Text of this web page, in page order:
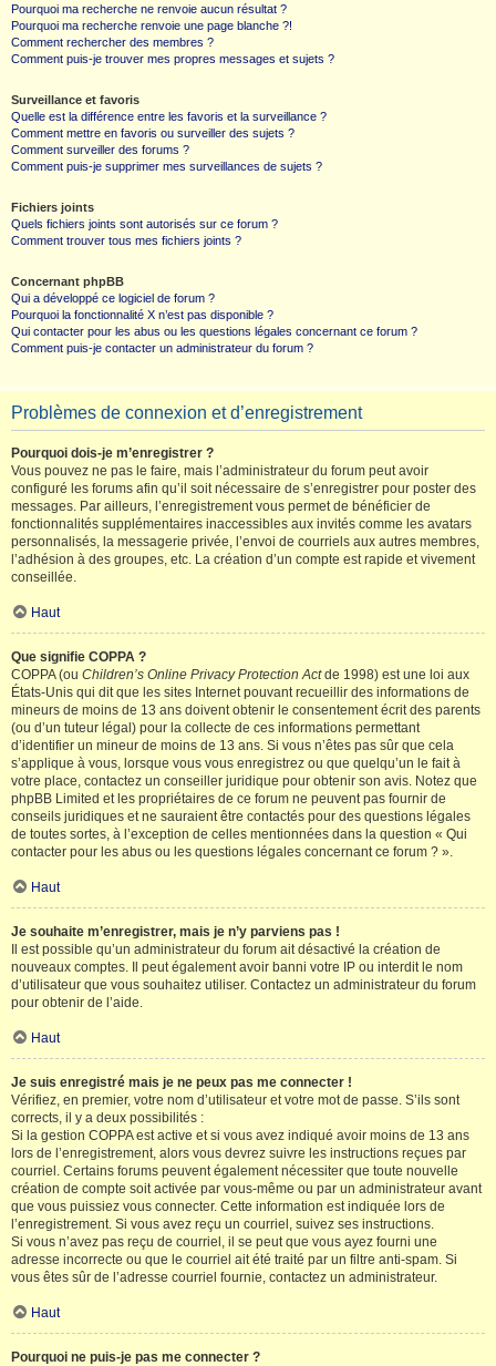
Pourquoi ma recherche ne renvoie aucun résultat ?
Pourquoi ma recherche renvoie une page blanche ?!
Comment rechercher des membres ?
Comment puis-je trouver mes propres messages et sujets ?
Surveillance et favoris
Quelle est la différence entre les favoris et la surveillance ?
Comment mettre en favoris ou surveiller des sujets ?
Comment surveiller des forums ?
Comment puis-je supprimer mes surveillances de sujets ?
Fichiers joints
Quels fichiers joints sont autorisés sur ce forum ?
Comment trouver tous mes fichiers joints ?
Concernant phpBB
Qui a développé ce logiciel de forum ?
Pourquoi la fonctionnalité X n’est pas disponible ?
Qui contacter pour les abus ou les questions légales concernant ce forum ?
Comment puis-je contacter un administrateur du forum ?
Problèmes de connexion et d’enregistrement
Pourquoi dois-je m’enregistrer ?
Vous pouvez ne pas le faire, mais l’administrateur du forum peut avoir
configuré les forums afin qu’il soit nécessaire de s’enregistrer pour poster des
messages. Par ailleurs, l’enregistrement vous permet de bénéficier de
fonctionnalités supplémentaires inaccessibles aux invités comme les avatars
personnalisés, la messagerie privée, l’envoi de courriels aux autres membres,
l’adhésion à des groupes, etc. La création d’un compte est rapide et vivement
conseillée.
Haut
Que signifie COPPA ?
COPPA (ou Children’s Online Privacy Protection Actde 1998) est une loi aux
États-Unis qui dit que les sites Internet pouvant recueillir des informations de
mineurs de moins de 13 ans doivent obtenir le consentement écrit des parents
(ou d’un tuteur légal) pour la collecte de ces informations permettant
d’identifier un mineur de moins de 13 ans. Si vous n’êtes pas sûr que cela
s’applique à vous, lorsque vous vous enregistrez ou que quelqu’un le fait à
votre place, contactez un conseiller juridique pour obtenir son avis. Notez que
phpBB Limited et les propriétaires de ce forum ne peuvent pas fournir de
conseils juridiques et ne sauraient être contactés pour des questions légales
de toutes sortes, à l’exception de celles mentionnées dans la question « Qui
contacter pour les abus ou les questions légales concernant ce forum ? ».
Haut
Je souhaite m’enregistrer, mais je n’y parviens pas !
Il est possible qu’un administrateur du forum ait désactivé la création de
nouveaux comptes. Il peut également avoir banni votre IP ou interdit le nom
d’utilisateur que vous souhaitez utiliser. Contactez un administrateur du forum
pour obtenir de l’aide.
Haut
Je suis enregistré mais je ne peux pas me connecter !
Vérifiez, en premier, votre nom d’utilisateur et votre mot de passe. S’ils sont
corrects, il y a deux possibilités :
Si la gestion COPPA est active et si vous avez indiqué avoir moins de 13 ans
lors de l’enregistrement, alors vous devrez suivre les instructions reçues par
courriel. Certains forums peuvent également nécessiter que toute nouvelle
création de compte soit activée par vous-même ou par un administrateur avant
que vous puissiez vous connecter. Cette information est indiquée lors de
l’enregistrement. Si vous avez reçu un courriel, suivez ses instructions.
Si vous n’avez pas reçu de courriel, il se peut que vous ayez fourni une
adresse incorrecte ou que le courriel ait été traité par un filtre anti-spam. Si
vous êtes sûr de l’adresse courriel fournie, contactez un administrateur.
Haut
Pourquoi ne puis-je pas me connecter ?